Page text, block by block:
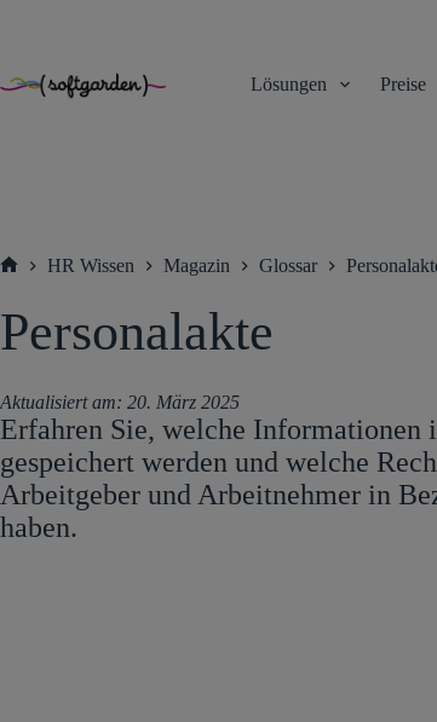
springen
Lösungen Preise
HR Wissen Magazin Glossar
Personalakte
Aktualisiert am: 20. März 2025
Erfahren Sie, welche Informationen
gespeichert werden und welche
Arbeitgeber und Arbeitnehmer in
haben.